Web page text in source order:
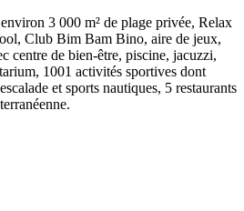
3 000 m² de plage privée, Relax
Club Bim Bam Bino, aire de jeux,
centre de bien-être, piscine, jacuzzi,
1001 activités sportives dont
et sports nautiques, 5 restaurants